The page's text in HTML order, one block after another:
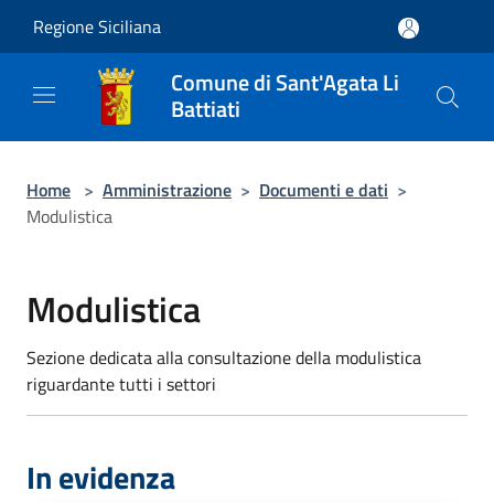
Regione Siciliana
Comune di Sant'Agata Li
Battiati
Home > Amministrazione > Documenti e dati >
Modulistica
Modulistica
Sezione dedicata alla consultazione della modulistica
riguardante tutti i settori
In evidenza